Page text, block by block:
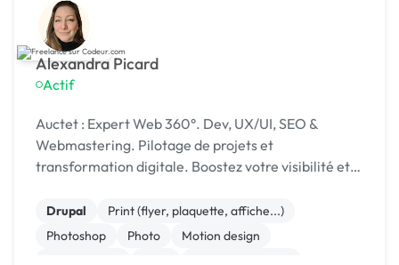
Alexandra Picard
Actif
Auctet : Expert Web 360°. Dev, UX/UI, SEO &
Webmastering. Pilotage de projets et
transformation digitale. Boostez votre visibilité et
Drupal
Print (flyer, plaquette, affiche...)
Photoshop
Photo
Motion design